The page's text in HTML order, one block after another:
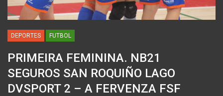
DEPORTES FUTBOL
PRIMEIRA FEMININA. NB21
SEGUROS SAN ROQUIÑO LAGO
DVSPORT 2 – A FERVENZA FSF